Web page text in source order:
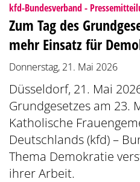
kfd-Bundesverband -
Zum Tag des
mehr Einsatz für
Donnerstag, 21. Mai 2026
Düsseldorf, 21. Mai
Grundgesetzes am 23.
Katholische
Deutschlands (kfd) –
Thema Demokratie
ihrer Arbeit.